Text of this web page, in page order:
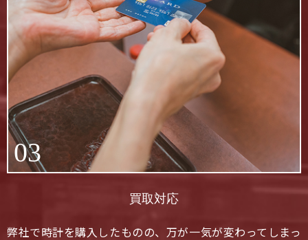
03
買取対応
弊社で時計を購入したものの、万が一気が変わってしまっ